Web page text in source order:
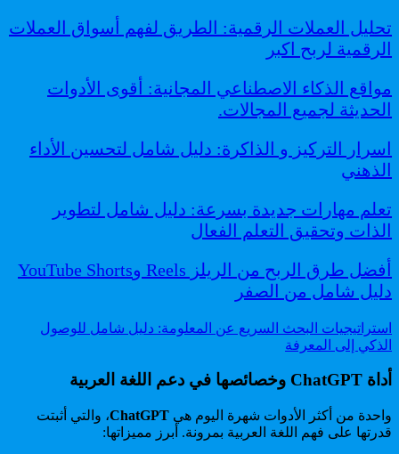
تحليل العملات الرقمية: الطريق لفهم أسواق العملات
الرقمية لربح اكبر
مواقع الذكاء الاصطناعي المجانية: أقوى الأدوات
الحديثة لجميع المجالات.
اسرار التركيز و الذاكرة: دليل شامل لتحسين الأداء
الذهني
تعلم مهارات جديدة بسرعة: دليل شامل لتطوير
الذات وتحقيق التعلم الفعال
أفضل طرق الربح من الريلز Reels وYouTube Shorts
دليل شامل من الصفر
استراتيجيات البحث السريع عن المعلومة: دليل شامل للوصول
الذكي إلى المعرفة
أداة ChatGPT وخصائصها في دعم اللغة العربية
واحدة من أكثر الأدوات شهرة اليوم هي ChatGPT، والتي أثبتت
قدرتها على فهم اللغة العربية بمرونة. أبرز مميزاتها: